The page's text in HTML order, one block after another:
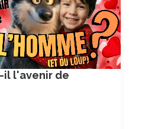
il l'avenir de